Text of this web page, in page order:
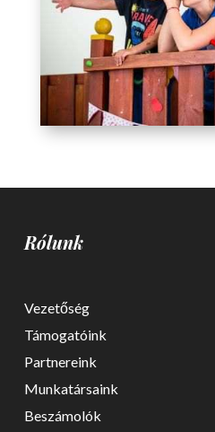
Rólunk
Vezetőség
Támogatóink
Partnereink
Munkatársaink
Beszámolók